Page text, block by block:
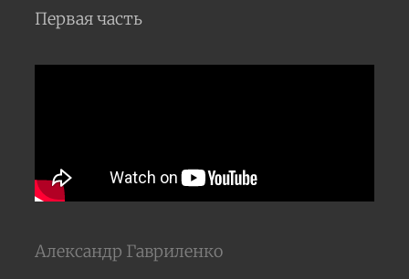
Первая часть
Александр Гавриленко